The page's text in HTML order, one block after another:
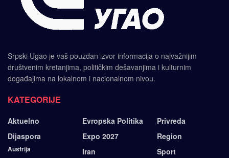
Srpski Ugao je vaš pouzdan izvor informacija o najvažnijim
društvenim kretanjima, političkim dešavanjima i kulturnim
događajima na lokalnom i nacionalnom nivou.
KATEGORIJE
Aktuelno
Dijaspora
Austrija
Evropska Politika
Expo 2027
Iran
Privreda
Region
Sport